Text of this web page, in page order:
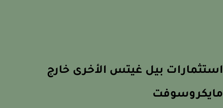
بيل غيتس الأخرى خارج